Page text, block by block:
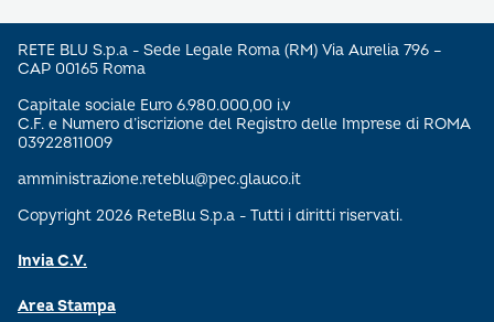
RETE BLU S.p.a - Sede Legale Roma (RM) Via Aurelia 796 –
CAP 00165 Roma
Capitale sociale Euro 6.980.000,00 i.v
C.F. e Numero d’iscrizione del Registro delle Imprese di ROMA
03922811009
amministrazione.reteblu@pec.glauco.it
Copyright 2026 ReteBlu S.p.a - Tutti i diritti riservati.
Invia C.V.
Area Stampa